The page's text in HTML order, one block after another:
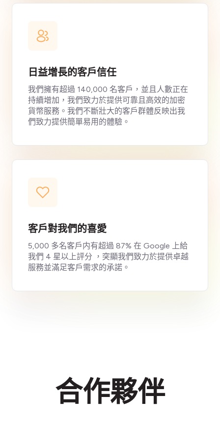
日益增長的客戶信任
我們擁有超過 140,000 名客戶，並且人數正在
持續增加，我們致力於提供可靠且高效的加密
貨幣服務。我們不斷壯大的客戶群體反映出我
們致力提供簡單易用的體驗。
客戶對我們的喜愛
5,000 多名客戶内有超過 87% 在 Google 上給
我們 4 星以上評分 ，突顯我們致力於提供卓越
服務並滿足客戶需求的承諾。
合作夥伴